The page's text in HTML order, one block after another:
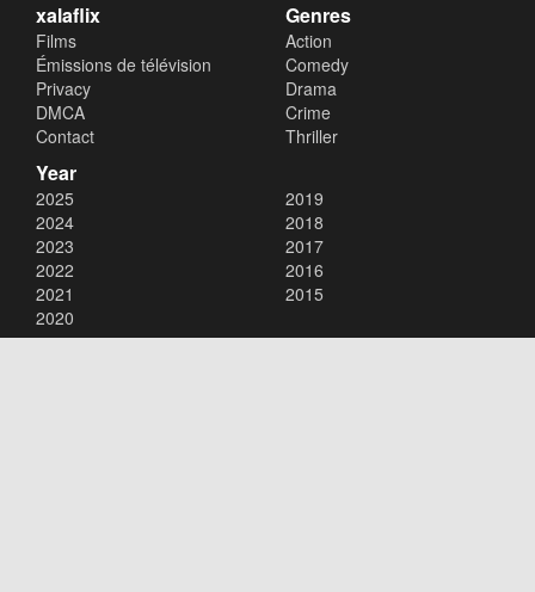
xalaflix
Films
Émissions de télévision
Privacy
DMCA
Contact
Genres
Action
Comedy
Drama
Crime
Thriller
Year
2025
2024
2023
2022
2021
2020
2019
2018
2017
2016
2015